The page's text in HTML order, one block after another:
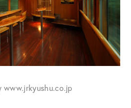
www.jrkyushu.co.jp